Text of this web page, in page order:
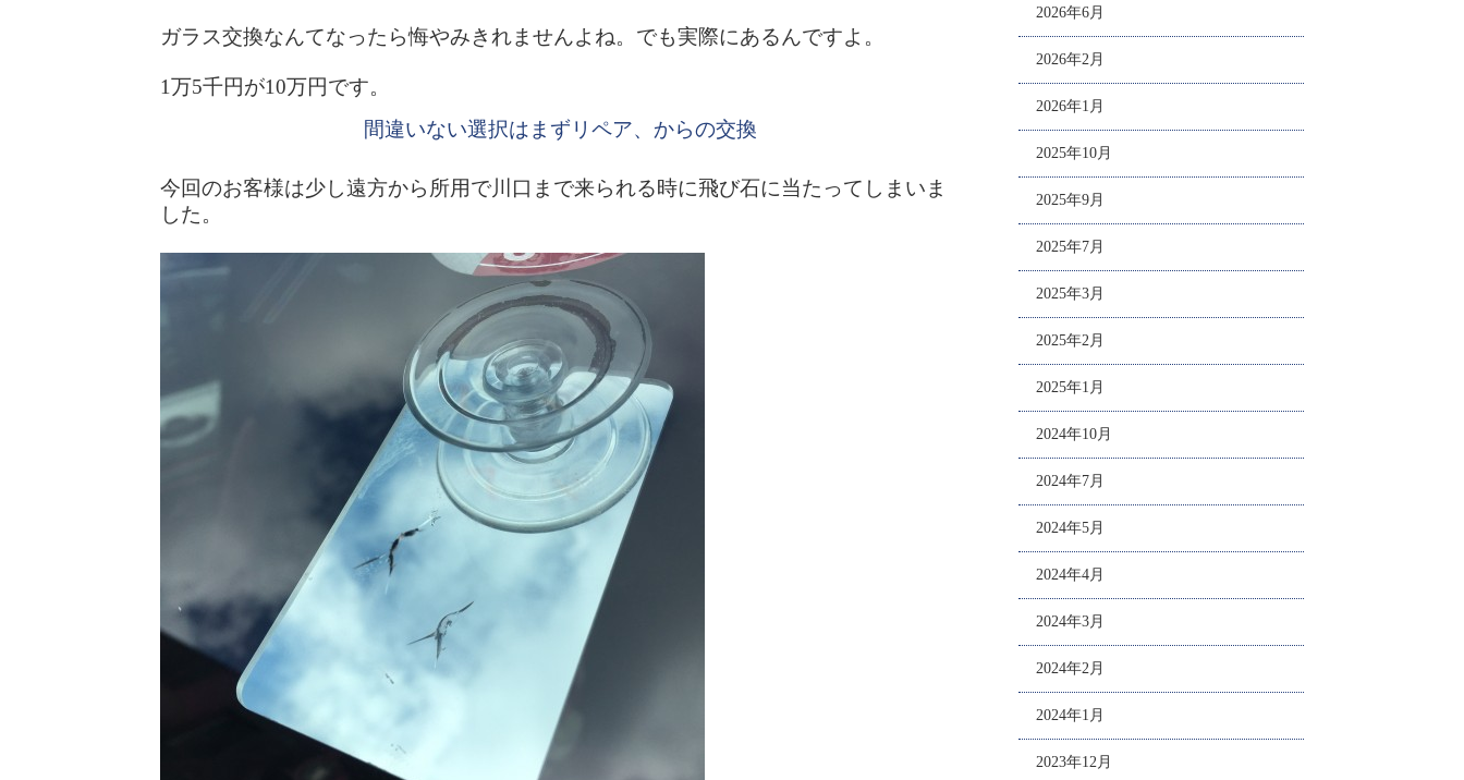
ガラス交換なんてなったら悔やみきれませんよね。でも実際にあるんですよ。
1万5千円が10万円です。
間違いない選択はまずリペア、からの交換
今回のお客様は少し遠方から所用で川口まで来られる時に飛び石に当たってしまいま
した。
2026年6月
2026年2月
2026年1月
2025年10月
2025年9月
2025年7月
2025年3月
2025年2月
2025年1月
2024年10月
2024年7月
2024年5月
2024年4月
2024年3月
2024年2月
2024年1月
2023年12月